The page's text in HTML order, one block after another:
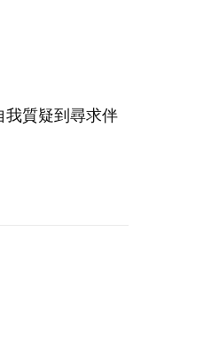
我質疑到尋求伴